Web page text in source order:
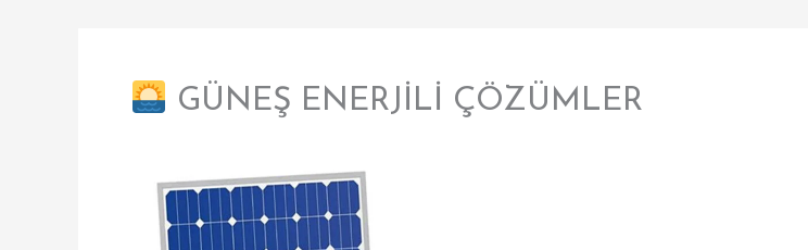
GÜNEŞ ENERJİLİ ÇÖZÜMLER